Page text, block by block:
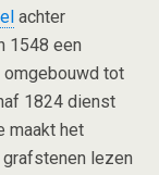
achter
1548 een
omgebouwd tot
1824 dienst
maakt het
lezen